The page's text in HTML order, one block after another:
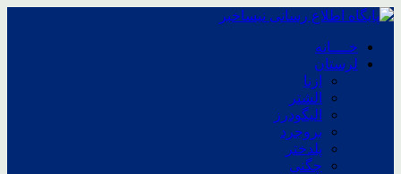
خــــانه
لرستان
ازنا
الشتر
الیگودرز
بروجرد
پلدختر
چگنی